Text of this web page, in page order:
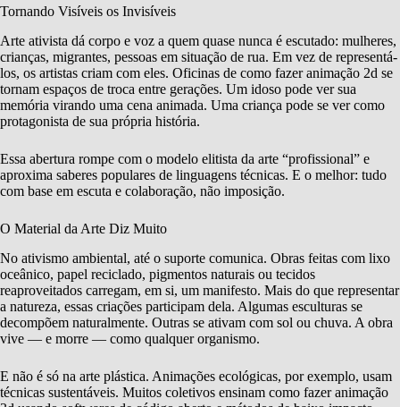
Tornando Visíveis os Invisíveis
Arte ativista dá corpo e voz a quem quase nunca é escutado: mulheres,
crianças, migrantes, pessoas em situação de rua. Em vez de representá-
los, os artistas criam com eles. Oficinas de como fazer animação 2d se
tornam espaços de troca entre gerações. Um idoso pode ver sua
memória virando uma cena animada. Uma criança pode se ver como
protagonista de sua própria história.
Essa abertura rompe com o modelo elitista da arte “profissional” e
aproxima saberes populares de linguagens técnicas. E o melhor: tudo
com base em escuta e colaboração, não imposição.
O Material da Arte Diz Muito
No ativismo ambiental, até o suporte comunica. Obras feitas com lixo
oceânico, papel reciclado, pigmentos naturais ou tecidos
reaproveitados carregam, em si, um manifesto. Mais do que representar
a natureza, essas criações participam dela. Algumas esculturas se
decompõem naturalmente. Outras se ativam com sol ou chuva. A obra
vive — e morre — como qualquer organismo.
E não é só na arte plástica. Animações ecológicas, por exemplo, usam
técnicas sustentáveis. Muitos coletivos ensinam como fazer animação